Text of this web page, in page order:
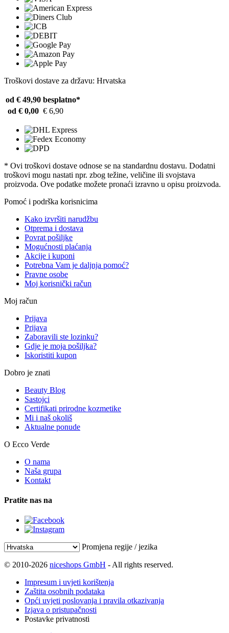
Troškovi dostave za državu: Hrvatska
od € 49,90 besplatno*
od € 0,00 € 6,90
* Ovi troškovi dostave odnose se na standardnu ​​dostavu. Dodatni
troškovi mogu nastati npr. zbog težine, veličine ili svojstava
proizvoda. Ove podatke možete pronaći izravno u opisu proizvoda.
Pomoć i podrška korisnicima
Kako izvršiti narudžbu
Otprema i dostava
Povrat pošiljke
Mogućnosti plaćanja
Akcije i kuponi
Potrebna Vam je daljnja pomoć?
Pravne osobe
Moj korisnički račun
Moj račun
Prijava
Prijava
Zaboravili ste lozinku?
Gdje je moja pošiljka?
Iskoristiti kupon
Dobro je znati
Beauty Blog
Sastojci
Certifikati prirodne kozmetike
Mi i naš okoliš
Aktualne ponude
O Ecco Verde
O nama
Naša grupa
Kontakt
Pratite nas na
Promjena regije / jezika
© 2010-2026 niceshops GmbH - All rights reserved.
Impresum i uvjeti korištenja
Zaštita osobnih podataka
Opći uvjeti poslovanja i pravila otkazivanja
Izjava o pristupačnosti
Postavke privatnosti